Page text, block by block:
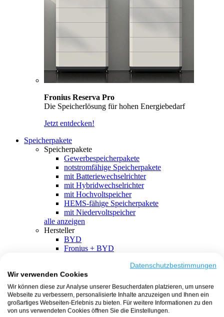
Fronius Reserva Pro
Die Speicherlösung für hohen Energiebedarf
Jetzt entdecken!
Speicherpakete
Speicherpakete
Gewerbespeicherpakete
notstromfähige Speicherpakete
mit Batteriewechselrichter
mit Hybridwechselrichter
mit Hochvoltspeicher
HEMS-fähige Speicherpakete
mit Niedervoltspeicher
alle anzeigen
Hersteller
BYD
Fronius + BYD
SMA + BYD
EcoFlow
EcoFlow + EcoFlow
FENECON
FENECON + FENECON
Datenschutzbestimmungen
Wir verwenden Cookies
Wir können diese zur Analyse unserer Besucherdaten platzieren, um unsere
Webseite zu verbessern, personalisierte Inhalte anzuzeigen und Ihnen ein
großartiges Webseiten-Erlebnis zu bieten. Für weitere Informationen zu den
von uns verwendeten Cookies öffnen Sie die Einstellungen.